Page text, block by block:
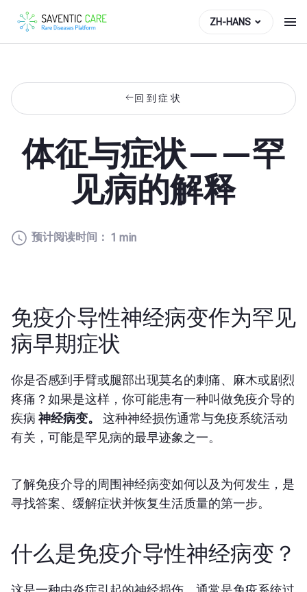
ZH-HANS
回到症状
体征与症状——罕
见病的解释
预计阅读时间： 1 min
免疫介导性神经病变作为罕见
病早期症状
你是否感到手臂或腿部出现莫名的刺痛、麻木或剧烈
疼痛？如果是这样，你可能患有一种叫做免疫介导的
疾病 神经病变。
这种神经损伤通常与免疫系统活动
有关，可能是罕见病的最早迹象之一。
了解免疫介导的周围神经病变如何以及为何发生，是
寻找答案、缓解症状并恢复生活质量的第一步。
什么是免疫介导性神经病变？